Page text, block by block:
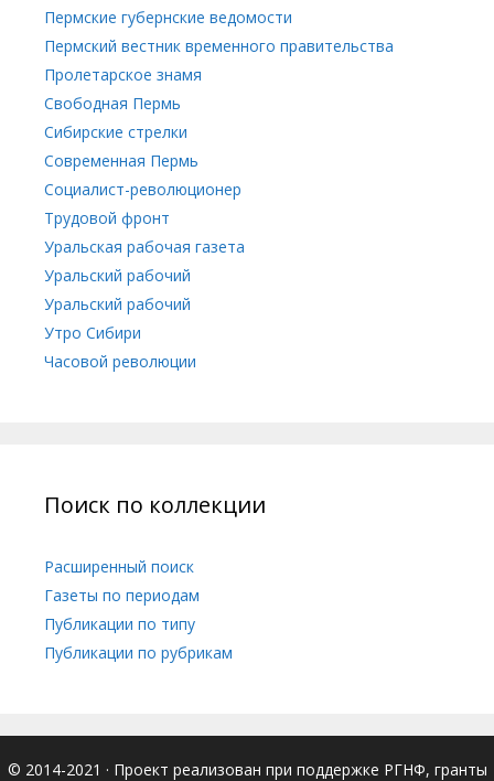
Пермские губернские ведомости
Пермский вестник временного правительства
Пролетарское знамя
Свободная Пермь
Сибирские стрелки
Современная Пермь
Социалист-революционер
Трудовой фронт
Уральская рабочая газета
Уральский рабочий
Уральский рабочий
Утро Сибири
Часовой революции
Поиск по коллекции
Расширенный поиск
Газеты по периодам
Публикации по типу
Публикации по рубрикам
© 2014-2021 · Проект реализован при поддержке РГНФ, гранты